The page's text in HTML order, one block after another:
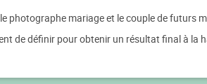
photographe mariage et le couple de futurs
de définir pour obtenir un résultat final à la